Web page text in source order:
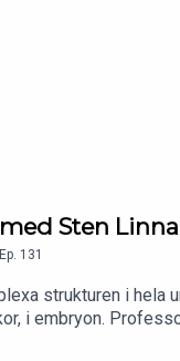
Sten
Ep. 131
strukturen i
i embryon.
bildas, hur man